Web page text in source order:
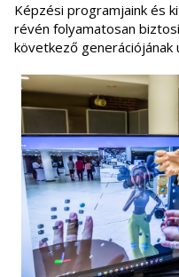
Képzési programjaink és
révén folyamatosan
következő generációjának